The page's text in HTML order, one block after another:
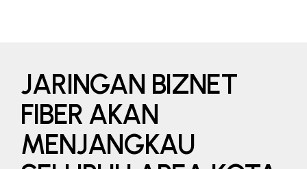
JARINGAN BIZNET
FIBER AKAN
MENJANGKAU